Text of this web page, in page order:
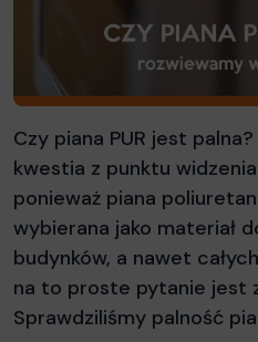
Czy piana PUR jest
kwestia z punktu
ponieważ piana
wybierana jako materiał
budynków, a nawet
na to proste pytanie jest
Sprawdziliśmy palność